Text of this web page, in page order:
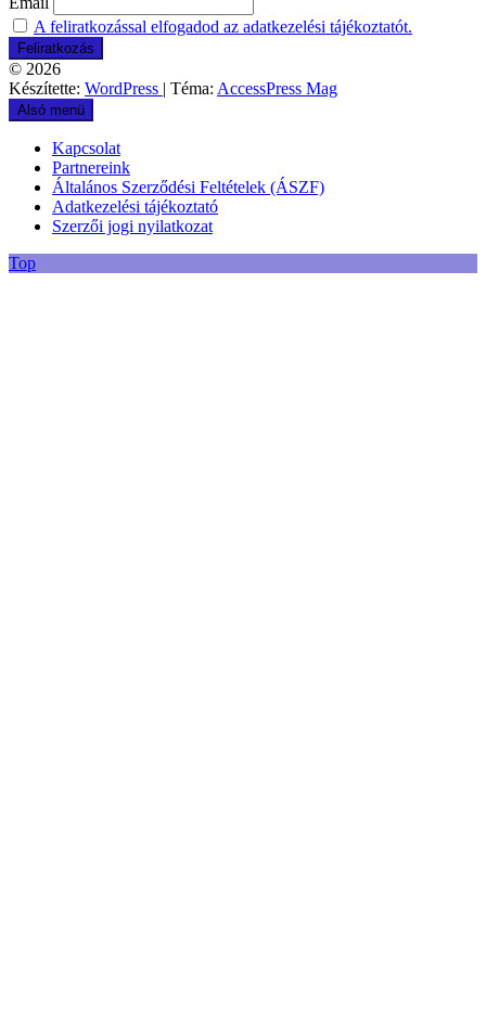
A feliratkozással elfogadod az adatkezelési tájékoztatót.
© 2026
Készítette: WordPress | Téma: AccessPress Mag
Alsó menü
Kapcsolat
Partnereink
Általános Szerződési Feltételek (ÁSZF)
Adatkezelési tájékoztató
Szerzői jogi nyilatkozat
Top